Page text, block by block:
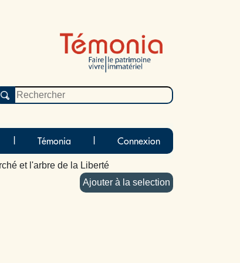
Témonia Connexion
et l'arbre de la Liberté
Ajouter à la selection